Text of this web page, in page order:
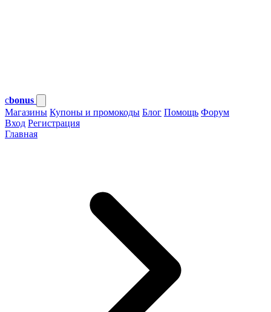
cbonus
Магазины Купоны и промокоды Блог Помощь Форум
Вход Регистрация
Главная